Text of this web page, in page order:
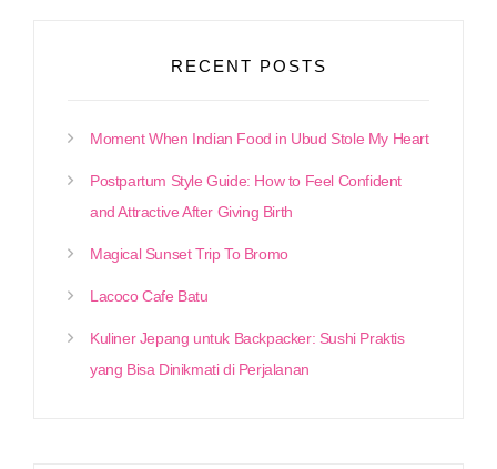
RECENT POSTS
Moment When Indian Food in Ubud Stole My Heart
Postpartum Style Guide: How to Feel Confident
and Attractive After Giving Birth
Magical Sunset Trip To Bromo
Lacoco Cafe Batu
Kuliner Jepang untuk Backpacker: Sushi Praktis
yang Bisa Dinikmati di Perjalanan